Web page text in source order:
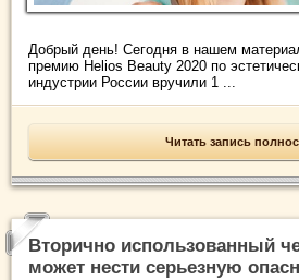
Добрый день! Сегодня в нашем
премию Helios Beauty 2020 по
индустрии России вручили 1 ...
Читать запись
Вторично использованный
может нести серьезную